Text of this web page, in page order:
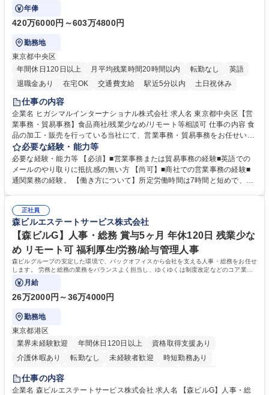
事業の根幹を支えていただきます。
年俸
420万6000円～603万4800円
勤務地
東京都中央区
年間休日120日以上
月平均残業時間20時間以内 転勤なし
英語
退職金あり
在宅OK 交通費支給 駅近5分以内 土日祝休み
仕事の内容
企業名 ヒガシマルインターナショナル株式会社 求人名 東京都中央区【営
業事務・貿易事務】食品商社/残業少なめ/リモート等相談可 仕事の内容 食
品の加工・販売を行っている当社にて、営業事務・貿易事務をお任せいた
します。営業社員のサポートポジションとして、受発注から海外工場との
調整まで幅広く対応し、当社事業の根幹を支えていただきます。 ■受発注
業務、請求書発行 ■海外工場とのスケジュール調整 ■在庫管理 ■輸入書類
の確認・作成 ■配送手配 ■通関業者を通して行う輸出入業全般 ■倉庫との
ルプロデュースしているため、商品に関わる全ての業務をサポート頂きま
す。 募集職種 東京都中央区【営業事務・貿易事務】食品商社/残業少なめ/
リモート等相談可
必要な経験・能力等
必要な経験・能力等 【必須】■営業事務または貿易事務の経験■英語での
メールのやり取りに抵抗感の無い方 【尚可】■商社での営業事務の経験■
通関業務の経験。 【働き方について】所定労働時間は7時間と短めで、残
の強み】1991年の設立以来、外食産業を中心としたお客様の多様なニー
ズに沿った冷凍水産物等の生産・輸入・販売を一貫して手掛けています。
自社工場と海外拠点の強固な連携によるワンストップサービスが最大の強
みです。 学歴・資格 学歴：大学院 大学 語学力：英語 資格：
正社員
森ビルエステートサービス株式会社
【森ビルG】人事・総務 賞与5ヶ月 年休120日 残業少な
め リモート可 福利厚生/労務/給与管理人事
森ビルグループの安定した環境で、バックオフィスから会社を支える人事・総務をお任せ
します。 労務と総務の業務をバランスよく担当し、ゆくゆくは制度改定などのコア業務
にも挑戦できる、やりがいある環境です。
月給
26万2000円～36万4000円
勤務地
東京都港区
業界未経験歓迎
年間休日120日以上
資格取得支援あり
介護休暇あり
転勤なし 未経験者歓迎
時短勤務あり
経験者歓迎
完全週休2日制
交通費支給 長期歓迎 駅近5分以内 土日祝休み
仕事の内容
企業名 森ビルエステートサービス株式会社 求人名 【森ビルG】人事・総